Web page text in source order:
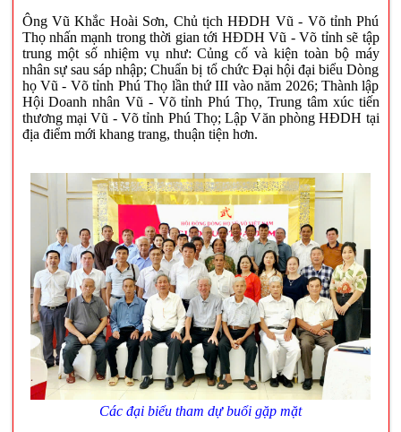
Ông Vũ Khắc Hoài Sơn, Chủ tịch HĐDH Vũ - Võ tỉnh Phú
Thọ nhấn mạnh trong thời gian tới HĐDH Vũ - Võ tỉnh sẽ tập
trung một số nhiệm vụ như: Củng cố và kiện toàn bộ máy
nhân sự sau sáp nhập; Chuẩn bị tổ chức Đại hội đại biểu Dòng
họ Vũ - Võ tỉnh Phú Thọ lần thứ III vào năm 2026; Thành lập
Hội Doanh nhân Vũ - Võ tỉnh Phú Thọ, Trung tâm xúc tiến
thương mại Vũ - Võ tỉnh Phú Thọ; Lập Văn phòng HĐDH tại
địa điểm mới khang trang, thuận tiện hơn.
Các đại biểu tham dự buổi gặp mặt